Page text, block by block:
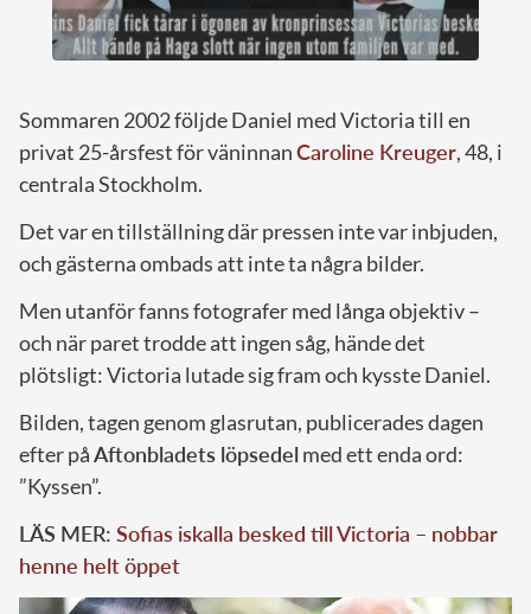
Sommaren 2002 följde Daniel med Victoria till en
privat 25-årsfest för väninnanCaroline Kreuger, 48, i
centrala Stockholm.
Det var en tillställning där pressen inte var inbjuden,
och gästerna ombads att inte ta några bilder.
Men utanför fanns fotografer med långa objektiv –
och när paret trodde att ingen såg, hände det
plötsligt: Victoria lutade sig fram och kysste Daniel.
Bilden, tagen genom glasrutan, publicerades dagen
efter påAftonbladets löpsedelmed ett enda ord:
”Kyssen”.
LÄS MER: Sofias iskalla besked till Victoria – nobbar
henne helt öppet